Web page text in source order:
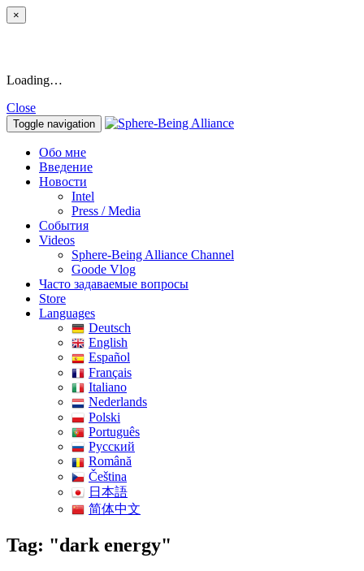
×
Loading…
Close
Toggle navigation
Обо мне
Введение
Новости
Intel
Press / Media
События
Videos
Sphere-Being Alliance Channel
Goode Vlog
Часто задаваемые вопросы
Store
Languages
Deutsch
English
Español
Français
Italiano
Nederlands
Polski
Português
Pусский
Română
Čeština
日本語
简体中文
Tag: "dark energy"